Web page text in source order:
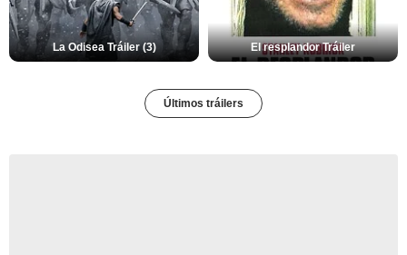
La Odisea Tráiler (3) El resplandor Tráiler
Últimos tráilers